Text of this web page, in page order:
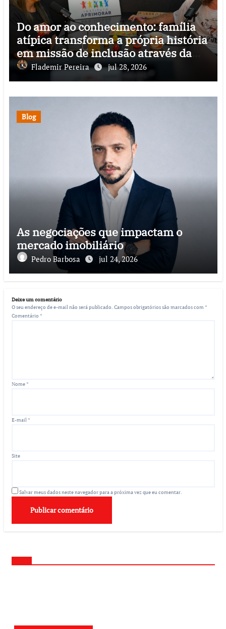
Do amor ao conhecimento: família
atípica transforma a própria história
em missão de inclusão através da
psicopedagogia, podcast e arte nas
ruas
Flademir Pereira jul 28, 2026
Blog
As negociações que impactam o
mercado imobiliário
Pedro Barbosa jul 24, 2026
Deixe um comentário
O seu endereço de e-mail não será publicado. Campos obrigatórios são marcados com *
Comentário *
Nome*
E-mail*
Site
Salvar meus dados neste navegador para a próxima vez que eu comentar.